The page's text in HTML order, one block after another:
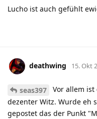
Lucho ist auch gefühlt
deathwing 15. Okt
seas397
Vor allem
dezenter Witz. Wurde eh
gepostet das der Punkt